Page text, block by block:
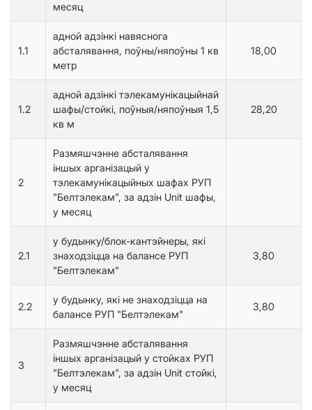
месяц
1.1
адной адзінкі навяснога
абсталявання, поўны/няпоўны 1 кв
метр
18,00
1.2
адной адзінкі тэлекамунікацыйнай
шафы/стойкі, поўныя/няпоўныя 1,5
кв м
28,20
2
Размяшчэнне абсталявання
іншых арганізацый у
тэлекамунікацыйных шафах РУП
"Белтэлекам", за адзін Unit шафы,
у месяц
2.1
у будынку/блок-кантэйнеры, які
знаходзіцца на балансе РУП
"Белтэлекам"
3,80
2.2
у будынку, які не знаходзіцца на
балансе РУП "Белтэлекам"
3,80
3
Размяшчэнне абсталявання
іншых арганізацый у стойках РУП
"Белтэлекам", за адзін Unit стойкі,
у месяц